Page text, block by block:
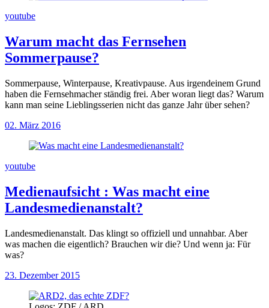
youtube
Warum macht das Fernsehen
Sommerpause?
Sommerpause, Winterpause, Kreativpause. Aus irgendeinem Grund
haben die Fernsehmacher ständig frei. Aber woran liegt das? Warum
kann man seine Lieblingsserien nicht das ganze Jahr über sehen?
02. März 2016
youtube
Medienaufsicht : Was macht eine
Landesmedienanstalt?
Landesmedienanstalt. Das klingt so offiziell und unnahbar. Aber
was machen die eigentlich? Brauchen wir die? Und wenn ja: Für
was?
23. Dezember 2015